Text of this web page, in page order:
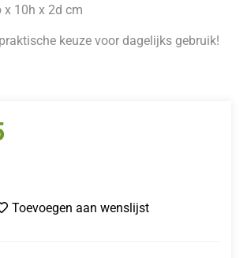
10h x 2d cm
keuze voor dagelijks gebruik!
Toevoegen aan wenslijst